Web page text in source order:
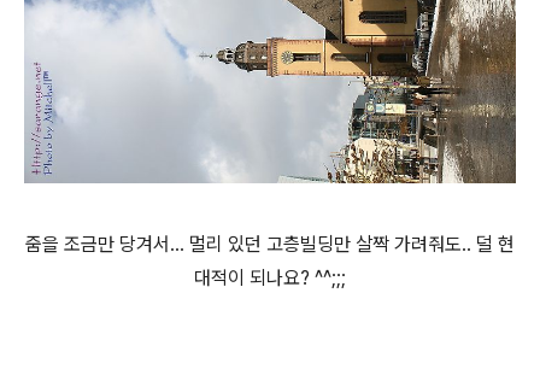
줌을 조금만 당겨서... 멀리 있던 고층빌딩만 살짝 가려줘도.. 덜 현
대적이 되나요? ^^;;;